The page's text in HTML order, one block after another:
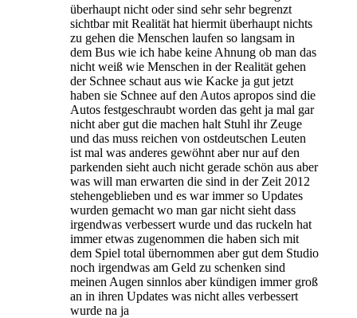
überhaupt nicht oder sind sehr sehr begrenzt
sichtbar mit Realität hat hiermit überhaupt nichts
zu gehen die Menschen laufen so langsam in
dem Bus wie ich habe keine Ahnung ob man das
nicht weiß wie Menschen in der Realität gehen
der Schnee schaut aus wie Kacke ja gut jetzt
haben sie Schnee auf den Autos apropos sind die
Autos festgeschraubt worden das geht ja mal gar
nicht aber gut die machen halt Stuhl ihr Zeuge
und das muss reichen von ostdeutschen Leuten
ist mal was anderes gewöhnt aber nur auf den
parkenden sieht auch nicht gerade schön aus aber
was will man erwarten die sind in der Zeit 2012
stehengeblieben und es war immer so Updates
wurden gemacht wo man gar nicht sieht dass
irgendwas verbessert wurde und das ruckeln hat
immer etwas zugenommen die haben sich mit
dem Spiel total übernommen aber gut dem Studio
noch irgendwas am Geld zu schenken sind
meinen Augen sinnlos aber kündigen immer groß
an in ihren Updates was nicht alles verbessert
wurde na ja